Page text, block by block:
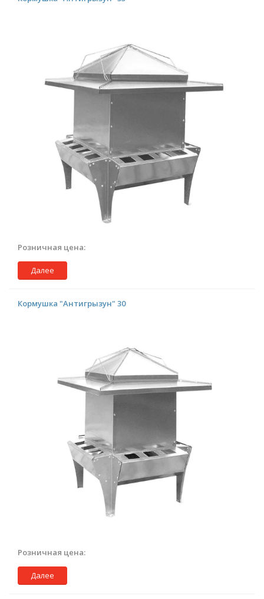
Розничная цена:
Далее
Кормушка "Антигрызун" 30
Розничная цена:
Далее